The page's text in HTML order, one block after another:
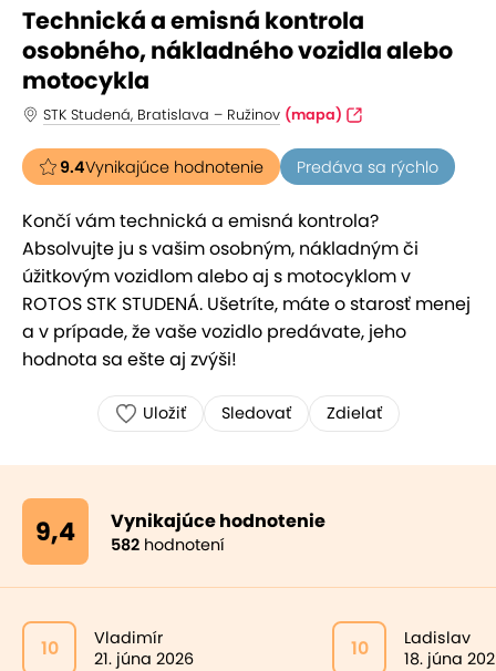
Technická a emisná kontrola
osobného, nákladného vozidla alebo
motocykla
STK Studená, Bratislava – Ružinov (mapa)
9.4Vynikajúce hodnotenie Predáva sa rýchlo
Končí vám technická a emisná kontrola?
Absolvujte ju s vašim osobným, nákladným či
úžitkovým vozidlom alebo aj s motocyklom v
ROTOS STK STUDENÁ. Ušetríte, máte o starosť menej
a v prípade, že vaše vozidlo predávate, jeho
hodnota sa ešte aj zvýši!
Uložiť Sledovať Zdielať
9,4 Vynikajúce hodnotenie
582 hodnotení
10
Vladimír
21. júna 2026
10
Ladislav
18. júna